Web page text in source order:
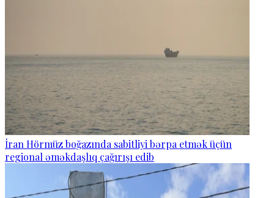
İran Hörmüz boğazında sabitliyi bərpa etmək üçün
regional əməkdaşlıq çağırışı edib